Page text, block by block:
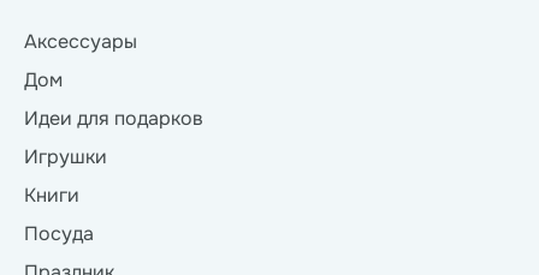
Аксессуары
Дом
Идеи для подарков
Игрушки
Книги
Посуда